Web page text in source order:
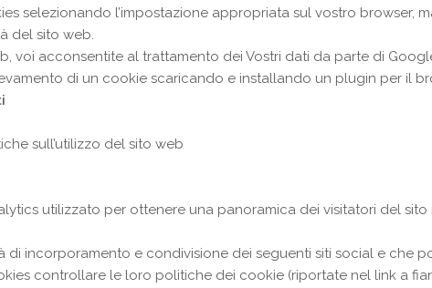
selezionando l’impostazione appropriata sul vostro browser,
del sito web.
voi acconsentite al trattamento dei Vostri dati da parte di
di un cookie scaricando e installando un plugin per il
sull’utilizzo del sito web
utilizzato per ottenere una panoramica dei visitatori del sito
di incorporamento e condivisione dei seguenti siti social e che
controllare le loro politiche dei cookie (riportate nel link a